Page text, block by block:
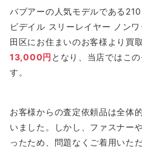
バブアーの人気モデルである
ビデイル スリーレイヤー ノン
田区にお住まいのお客様より買
13,000円 となり、当店ではこ
す。
お客様からの査定依頼品は全体
いました。しかし、ファスナー
ったため、問題なくご着用いた